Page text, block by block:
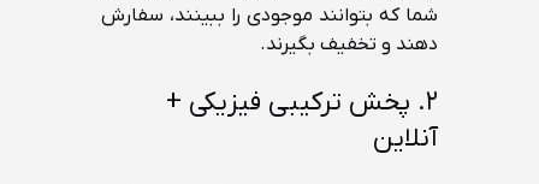
شما که بتوانند موجودی را ببینند، سفارش
دهند و تخفیف بگیرند.
۲. پخش ترکیبی فیزیکی +
آنلاین